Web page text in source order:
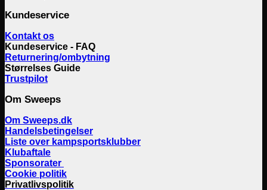
Kundeservice
Kontakt os
Kundeservice - FAQ
Returnering/ombytning
Størrelses Guide
Trustpilot
Om Sweeps
Om Sweeps.dk
Handelsbetingelser
Liste over kampsportsklubber
Klubaftale
Sponsorater
Cookie politik
Privatlivspolitik